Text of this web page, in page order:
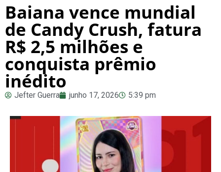
Baiana vence mundial
de Candy Crush, fatura
R$ 2,5 milhões e
conquista prêmio
inédito
Jefter Guerra junho 17, 2026 5:39 pm